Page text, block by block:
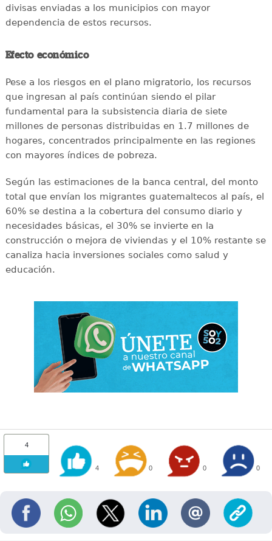
divisas enviadas a los municipios con mayor
dependencia de estos recursos.
Efecto económico
Pese a los riesgos en el plano migratorio, los recursos
que ingresan al país continúan siendo el pilar
fundamental para la subsistencia diaria de siete
millones de personas distribuidas en 1.7 millones de
hogares, concentrados principalmente en las regiones
con mayores índices de pobreza.
Según las estimaciones de la banca central, del monto
total que envían los migrantes guatemaltecos al país, el
60% se destina a la cobertura del consumo diario y
necesidades básicas, el 30% se invierte en la
construcción o mejora de viviendas y el 10% restante se
canaliza hacia inversiones sociales como salud y
educación.
4
4 0 0 0